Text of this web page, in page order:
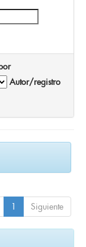
Autor/registro
1 Siguiente